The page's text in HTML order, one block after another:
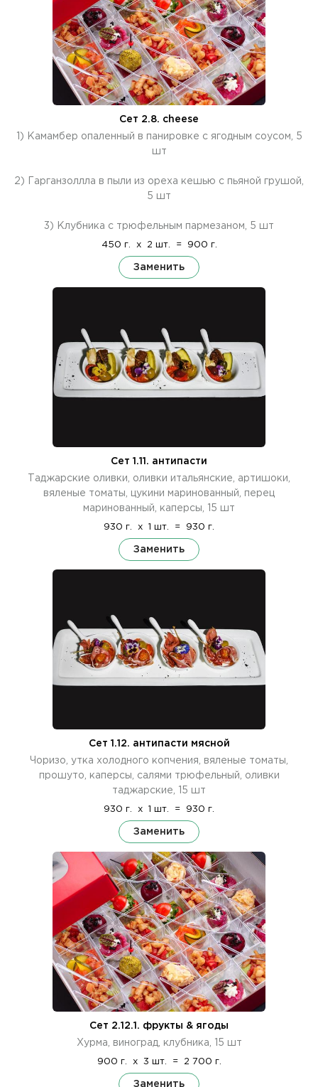
Сет 2.8. cheese
1) Камамбер опаленный в панировке с ягодным соусом, 5
шт
2) Гарганзоллла в пыли из ореха кешью с пьяной грушой,
5 шт
3) Клубника с трюфельным пармезаном, 5 шт
450 г. x 2 шт. = 900 г.
Заменить
Сет 1.11. антипасти
Таджарские оливки, оливки итальянские, артишоки,
вяленые томаты, цукини маринованный, перец
маринованный, каперсы, 15 шт
930 г. x 1 шт. = 930 г.
Заменить
Сет 1.12. антипасти мясной
Чоризо, утка холодного копчения, вяленые томаты,
прошуто, каперсы, салями трюфельный, оливки
таджарские, 15 шт
930 г. x 1 шт. = 930 г.
Заменить
Сет 2.12.1. фрукты & ягоды
Хурма, виноград, клубника, 15 шт
900 г. x 3 шт. = 2 700 г.
Заменить